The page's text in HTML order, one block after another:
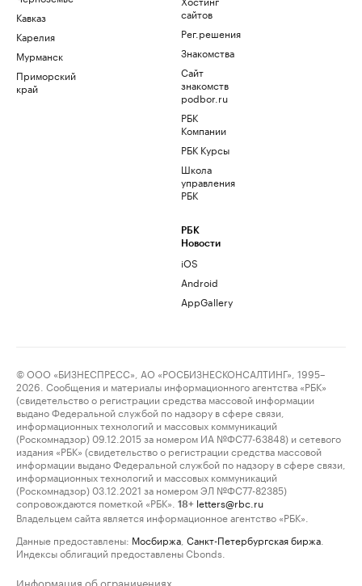
Кавказ
Карелия
Мурманск
Приморский
край
сайтов
Рег.решения
Знакомства
Сайт
знакомств
podbor.ru
РБК
Компании
РБК Курсы
Школа
управления
РБК
РБК
Новости
iOS
Android
AppGallery
© ООО «БИЗНЕСПРЕСС», АО «РОСБИЗНЕСКОНСАЛТИНГ», 1995–
2026. Сообщения и материалы информационного агентства «РБК»
(свидетельство о регистрации средства массовой информации
выдано Федеральной службой по надзору в сфере связи,
информационных технологий и массовых коммуникаций
(Роскомнадзор) 09.12.2015 за номером ИА №ФС77-63848) и сетевого
издания «РБК» (свидетельство о регистрации средства массовой
информации выдано Федеральной службой по надзору в сфере связи,
информационных технологий и массовых коммуникаций
(Роскомнадзор) 03.12.2021 за номером ЭЛ №ФС77-82385)
сопровождаются пометкой «РБК».
18+ letters@rbc.ru
Владельцем сайта является информационное агентство «РБК».
Данные предоставлены: Мосбиржа Санкт-Петербургская биржа
Индексы облигаций предоставлены Cbonds.
Информация об ограничениях